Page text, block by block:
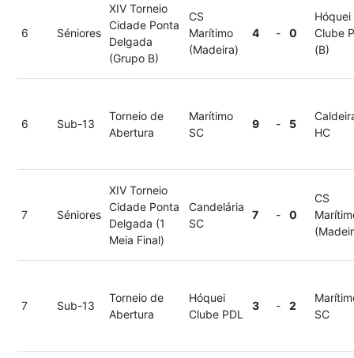
6 Séniores
XIV Torneio
Cidade Ponta
Delgada
(Grupo B)
CS
Marítimo
(Madeira)
4 - 0
Hóquei
Clube
(B)
6 Sub-13
Torneio de
Abertura
Marítimo
SC
9 - 5
HC
7 Séniores
XIV Torneio
Cidade Ponta
Delgada (1
Meia Final)
Candelária
SC
7 - 0
CS
7 Sub-13
Torneio de
Abertura
Hóquei
Clube PDL
3 - 2
SC